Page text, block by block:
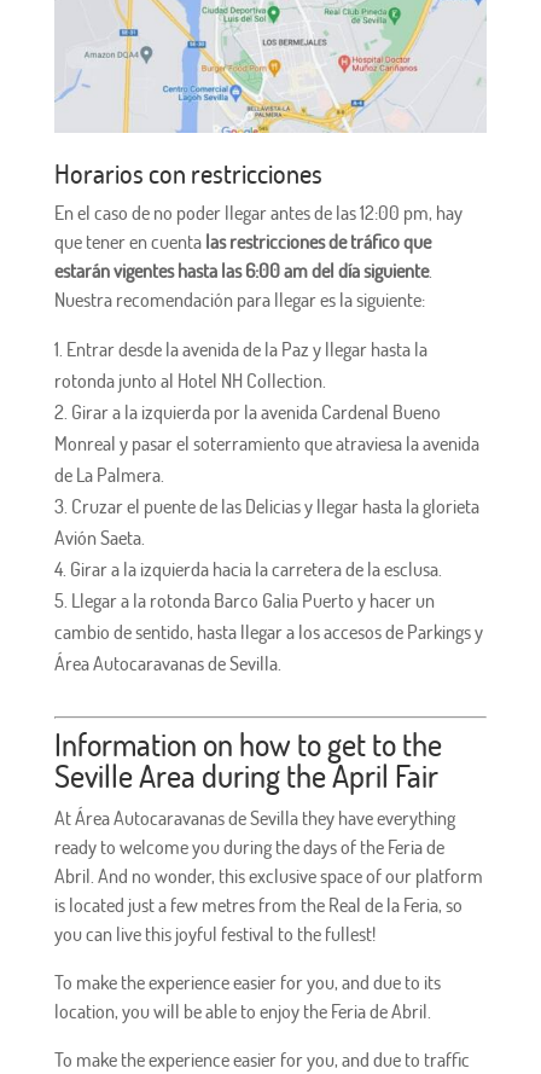
Horarios con restricciones
En el caso de no poder llegar antes de las 12:00 pm, hay
que tener en cuenta las restricciones de tráfico que
estarán vigentes hasta las 6:00 am del día siguiente.
Nuestra recomendación para llegar es la siguiente:
Entrar desde la avenida de la Paz y llegar hasta la
rotonda junto al Hotel NH Collection.
Girar a la izquierda por la avenida Cardenal Bueno
Monreal y pasar el soterramiento que atraviesa la avenida
de La Palmera.
Cruzar el puente de las Delicias y llegar hasta la glorieta
Avión Saeta.
Girar a la izquierda hacia la carretera de la esclusa.
Llegar a la rotonda Barco Galia Puerto y hacer un
cambio de sentido, hasta llegar a los accesos de Parkings y
Área Autocaravanas de Sevilla.
Information on how to get to the
Seville Area during the April Fair
At Área Autocaravanas de Sevilla they have everything
ready to welcome you during the days of the Feria de
Abril. And no wonder, this exclusive space of our platform
is located just a few metres from the Real de la Feria, so
you can live this joyful festival to the fullest!
To make the experience easier for you, and due to its
location, you will be able to enjoy the Feria de Abril.
To make the experience easier for you, and due to traffic